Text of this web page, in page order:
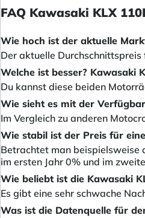
FAQ Kawasaki KLX
Wie hoch ist der aktuelle
Der aktuelle
Welche ist besser? Kawasaki
Du kannst diese beiden
Wie sieht es mit der
Im Vergleich zu anderen
Wie stabil ist der Preis für
Betrachtet man beispielsweise
im ersten Jahr 0% und im
Wie beliebt ist die Kawasaki
Es gibt eine sehr schwache
Was ist die Datenquelle für